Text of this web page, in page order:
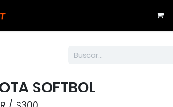
SOFTBOL